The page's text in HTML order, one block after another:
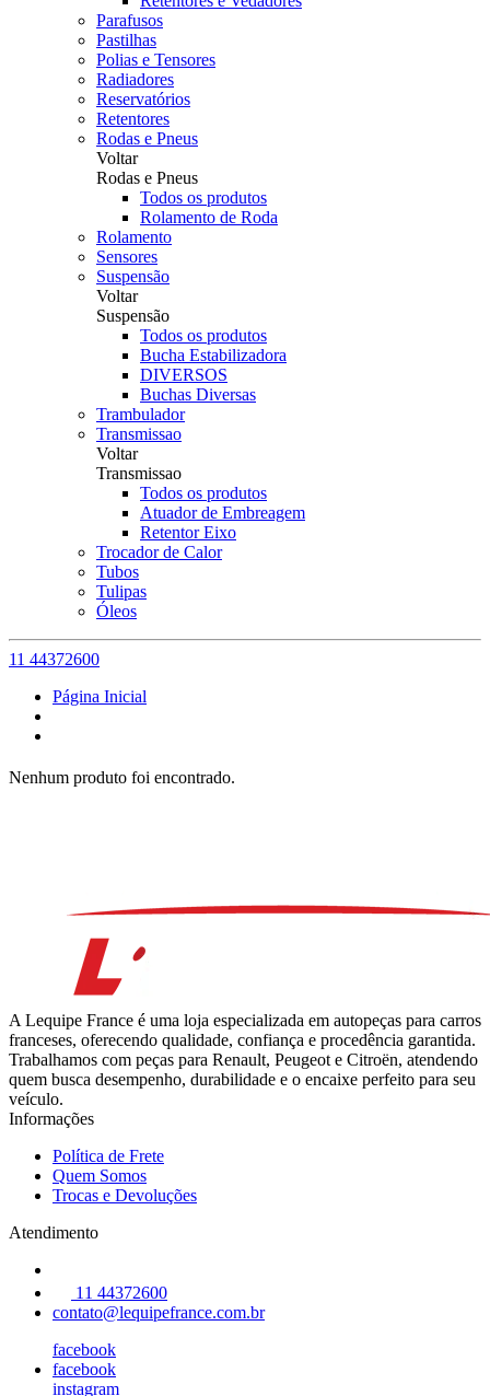
Parafusos
Pastilhas
Polias e Tensores
Radiadores
Reservatórios
Retentores
Rodas e Pneus
Voltar
Rodas e Pneus
Todos os produtos
Rolamento de Roda
Rolamento
Sensores
Suspensão
Voltar
Suspensão
Todos os produtos
Bucha Estabilizadora
DIVERSOS
Buchas Diversas
Trambulador
Transmissao
Voltar
Transmissao
Todos os produtos
Atuador de Embreagem
Retentor Eixo
Trocador de Calor
Tubos
Tulipas
Óleos
11 44372600
Página Inicial
Nenhum produto foi encontrado.
A Lequipe France é uma loja especializada em autopeças para carros
franceses, oferecendo qualidade, confiança e procedência garantida.
Trabalhamos com peças para Renault, Peugeot e Citroën, atendendo
quem busca desempenho, durabilidade e o encaixe perfeito para seu
veículo.
Informações
Política de Frete
Quem Somos
Trocas e Devoluções
Atendimento
11 44372600
contato@lequipefrance.com.br
facebook
facebook
instagram